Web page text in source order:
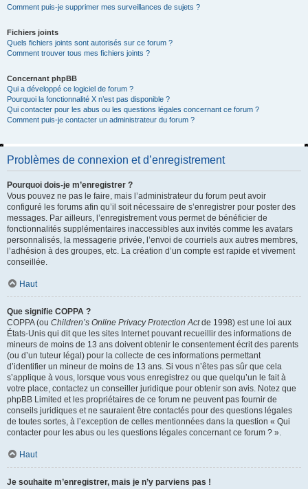
Comment puis-je supprimer mes surveillances de sujets ?
Fichiers joints
Quels fichiers joints sont autorisés sur ce forum ?
Comment trouver tous mes fichiers joints ?
Concernant phpBB
Qui a développé ce logiciel de forum ?
Pourquoi la fonctionnalité X n’est pas disponible ?
Qui contacter pour les abus ou les questions légales concernant ce forum ?
Comment puis-je contacter un administrateur du forum ?
Problèmes de connexion et d’enregistrement
Pourquoi dois-je m’enregistrer ?
Vous pouvez ne pas le faire, mais l’administrateur du forum peut avoir
configuré les forums afin qu’il soit nécessaire de s’enregistrer pour poster des
messages. Par ailleurs, l’enregistrement vous permet de bénéficier de
fonctionnalités supplémentaires inaccessibles aux invités comme les avatars
personnalisés, la messagerie privée, l’envoi de courriels aux autres membres,
l’adhésion à des groupes, etc. La création d’un compte est rapide et vivement
conseillée.
Haut
Que signifie COPPA ?
COPPA (ou Children’s Online Privacy Protection Actde 1998) est une loi aux
États-Unis qui dit que les sites Internet pouvant recueillir des informations de
mineurs de moins de 13 ans doivent obtenir le consentement écrit des parents
(ou d’un tuteur légal) pour la collecte de ces informations permettant
d’identifier un mineur de moins de 13 ans. Si vous n’êtes pas sûr que cela
s’applique à vous, lorsque vous vous enregistrez ou que quelqu’un le fait à
votre place, contactez un conseiller juridique pour obtenir son avis. Notez que
phpBB Limited et les propriétaires de ce forum ne peuvent pas fournir de
conseils juridiques et ne sauraient être contactés pour des questions légales
de toutes sortes, à l’exception de celles mentionnées dans la question « Qui
contacter pour les abus ou les questions légales concernant ce forum ? ».
Haut
Je souhaite m’enregistrer, mais je n’y parviens pas !